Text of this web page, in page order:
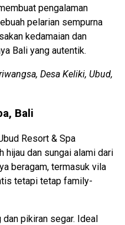
pengalaman
pelarian sempurna
kedamaian dan
Bali yang autentik.
Desa Keliki, Ubud,
Bali
Resort & Spa
hijau dan sungai alami dari
beragam, termasuk vila
tetapi tetap family-
pikiran segar. Ideal